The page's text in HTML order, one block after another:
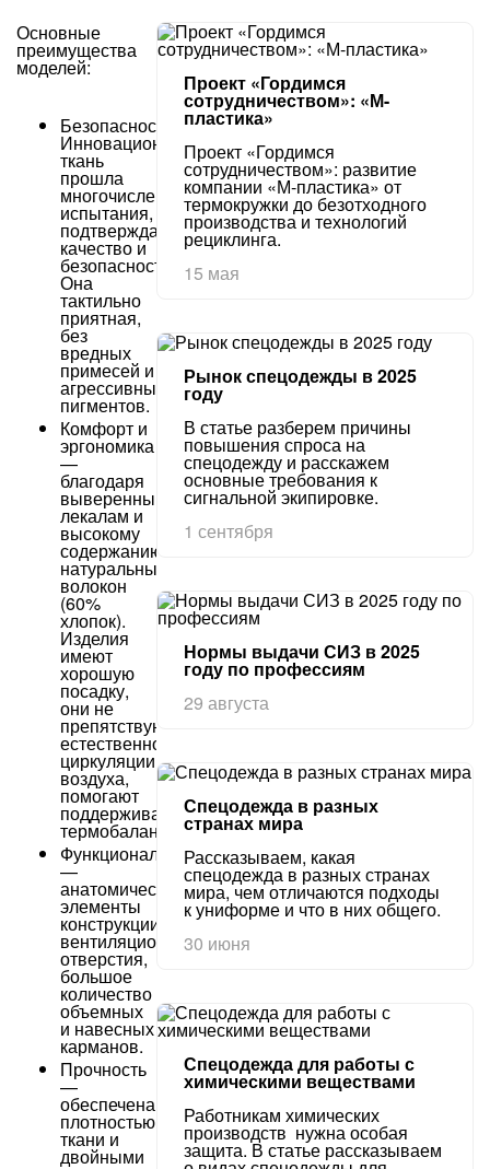
Проект «Гордимся
сотрудничеством»: «М-
пластика»
Проект «Гордимся
сотрудничеством»: развитие
компании «М-пластика» от
термокружки до безотходного
производства и технологий
рециклинга.
15 мая
Рынок спецодежды в 2025
году
В статье разберем причины
повышения спроса на
спецодежду и расскажем
основные требования к
сигнальной экипировке.
1 сентября
Нормы выдачи СИЗ в 2025
году по профессиям
29 августа
Спецодежда в разных
странах мира
Рассказываем, какая
спецодежда в разных странах
мира, чем отличаются подходы
к униформе и что в них общего.
30 июня
Спецодежда для работы с
химическими веществами
Работникам химических
производств нужна особая
защита. В статье рассказываем
Основные
преимущества
моделей:
Безопасность.
Инновационная
ткань
прошла
многочисленные
испытания,
подтверждающие
качество и
безопасность.
Она
тактильно
приятная,
без
вредных
примесей и
агрессивных
пигментов.
Комфорт и
эргономика
—
благодаря
выверенным
лекалам и
высокому
содержанию
натуральных
волокон
(60%
хлопок).
Изделия
имеют
хорошую
посадку,
они не
препятствуют
естественной
циркуляции
воздуха,
помогают
поддерживать
термобаланс.
Функциональность
—
анатомические
элементы
конструкции,
вентиляционные
отверстия,
большое
количество
объемных
и навесных
карманов.
Прочность
—
обеспечена
плотностью
ткани и
двойными